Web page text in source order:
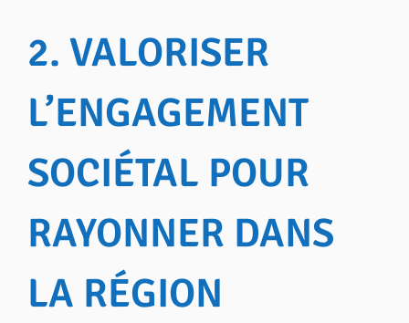
2. VALORISER
L’ENGAGEMENT
SOCIÉTAL POUR
RAYONNER DANS
LA RÉGION